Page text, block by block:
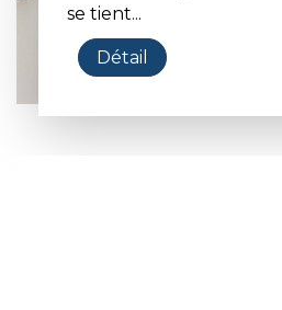
se tient...
Détail